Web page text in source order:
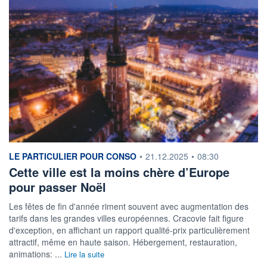
information fournie par
LE PARTICULIER POUR CONSO • 21.12.2025 • 08:30
Cette ville est la moins chère d’Europe
pour passer Noël
Les fêtes de fin d'année riment souvent avec augmentation des
tarifs dans les grandes villes européennes. Cracovie fait figure
d'exception, en affichant un rapport qualité-prix particulièrement
attractif, même en haute saison. Hébergement, restauration,
animations: ... Lire la suite